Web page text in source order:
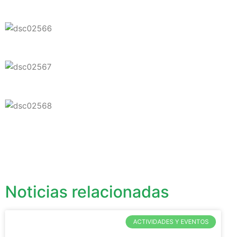
Noticias relacionadas
ACTIVIDADES Y EVENTOS